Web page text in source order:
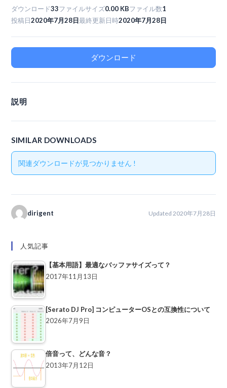
ダウンロード33ファイルサイズ0.00 KBファイル数1
投稿日2020年7月28日最終更新日時2020年7月28日
ダウンロード
説明
SIMILAR DOWNLOADS
関連ダウンロードが見つかりません !
dirigent Updated 2020年7月28日
人気記事
【基本用語】最適なバッファサイズって？
2017年11月13日
[Serato DJ Pro] コンピューターOSとの互換性について
2026年7月9日
倍音って、どんな音？
2013年7月12日